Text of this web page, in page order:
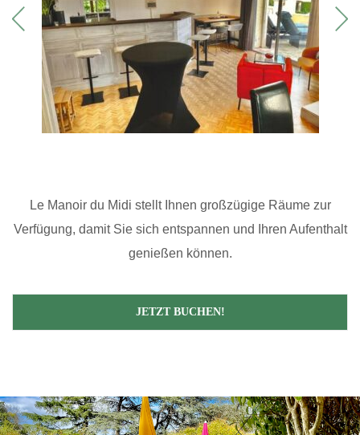
Le Manoir du Midi stellt Ihnen großzügige Räume zur
Verfügung, damit Sie sich entspannen und Ihren Aufenthalt
genießen können.
JETZT BUCHEN!